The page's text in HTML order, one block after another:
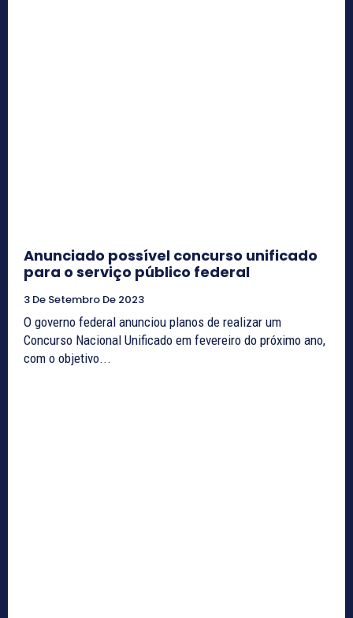
Anunciado possível concurso unificado
para o serviço público federal
3 De Setembro De 2023
O governo federal anunciou planos de realizar um
Concurso Nacional Unificado em fevereiro do próximo ano,
com o objetivo...